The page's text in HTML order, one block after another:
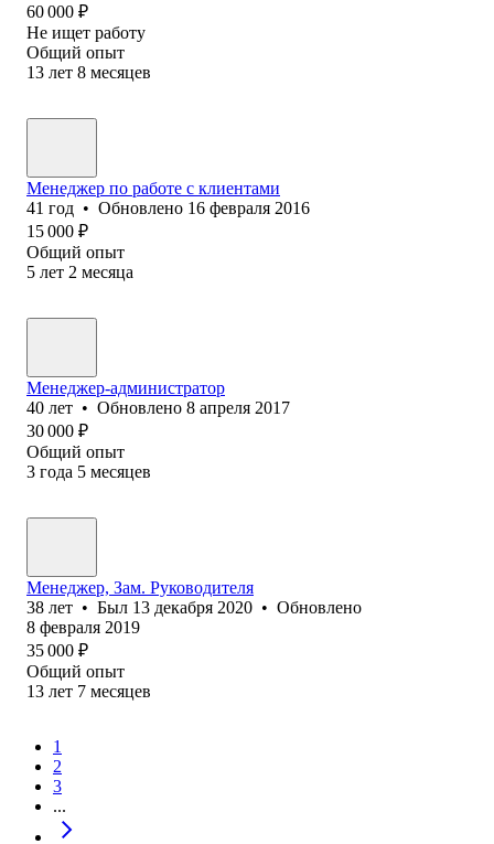
60 000 ₽
Не ищет работу
Общий опыт
13 лет 8 месяцев
Менеджер по работе с клиентами
41 год • Обновлено 16 февраля 2016
15 000 ₽
Общий опыт
5 лет 2 месяца
Менеджер-администратор
40 лет • Обновлено 8 апреля 2017
30 000 ₽
Общий опыт
3 года 5 месяцев
Менеджер, Зам. Руководителя
38 лет • Был 13 декабря 2020 • Обновлено
8 февраля 2019
35 000 ₽
Общий опыт
13 лет 7 месяцев
1
2
3
...